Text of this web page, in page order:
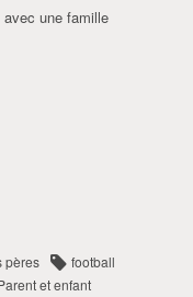
une famille
pères
football
et enfant